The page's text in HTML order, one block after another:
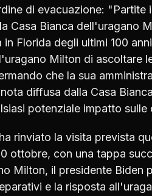
di evacuazione: "Partite
Casa Bianca dell'uragano
in Florida degli ultimi 100
Milton di ascoltare
che la sua
diffusa dalla Casa
potenziale impatto sulle
rinviato la visita prevista
ottobre, con una tappa
Milton, il presidente Biden
e la risposta